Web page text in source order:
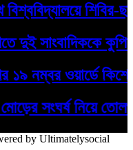
শিবির-
দুই সাংবাদিককে
নম্বর ওয়ার্ডে কিশোর
সংঘর্ষ নিয়ে
by Ultimatelysocial